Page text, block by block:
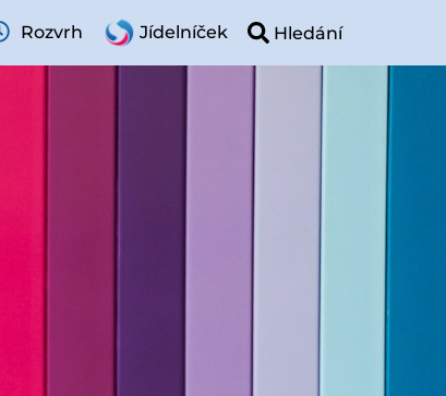
Rozvrh Jídelníček